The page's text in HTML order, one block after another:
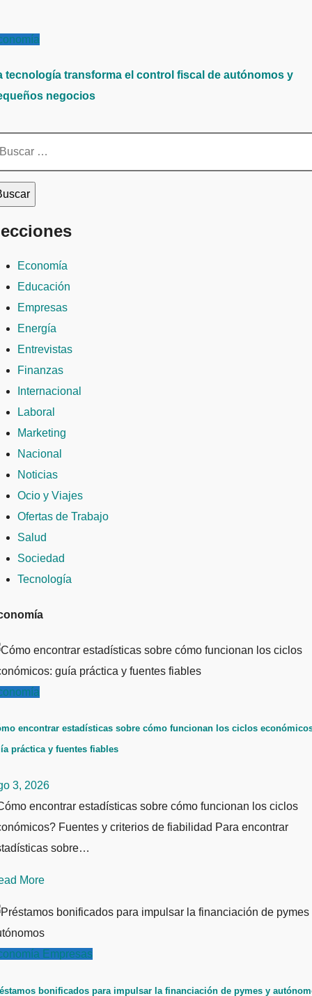
tecnología transforma el control fiscal de autónomos y
negocios
Economía
Educación
Empresas
Energía
Entrevistas
Finanzas
Internacional
Laboral
Marketing
Nacional
Noticias
Ocio y Viajes
Ofertas de Trabajo
Salud
Sociedad
Tecnología
encontrar estadísticas sobre cómo funcionan los ciclos
práctica y fuentes fiables
3, 2026
encontrar estadísticas sobre cómo funcionan los ciclos
Fuentes y criterios de fiabilidad Para encontrar
sobre…
More
Empresas
bonificados para impulsar la financiación de pymes y